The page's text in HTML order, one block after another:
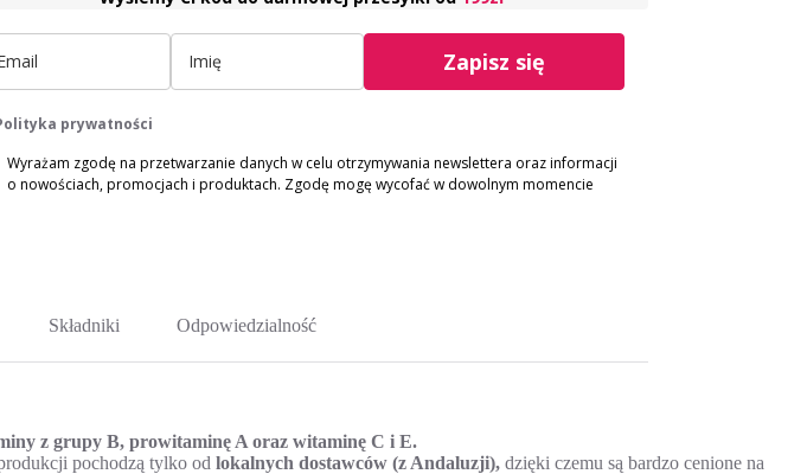
Zapisz się
prywatności
Wyrażam zgodę na przetwarzanie danych w celu otrzymywania newslettera oraz informacji
o nowościach, promocjach i produktach. Zgodę mogę wycofać w dowolnym momencie
Składniki Odpowiedzialność
z grupy B, prowitaminę A oraz witaminę C i E.
pochodzą tylko od lokalnych dostawców (z Andaluzji), dzięki czemu są bardzo cenione na